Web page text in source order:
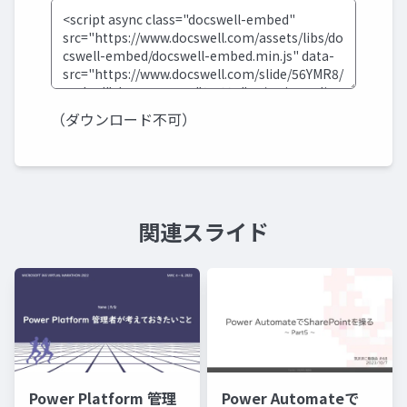
（ダウンロード不可）
関連スライド
Power Platform 管理 Power Automateで